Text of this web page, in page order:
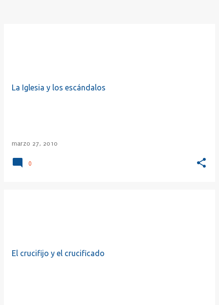
La Iglesia y los escándalos
marzo 27, 2010
0
El crucifijo y el crucificado